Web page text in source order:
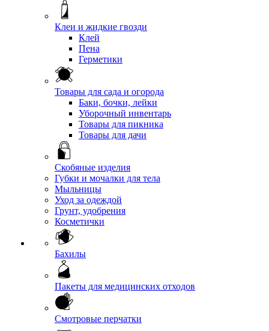
Клеи и жидкие гвозди
Клей
Пена
Герметики
Товары для сада и огорода
Баки, бочки, лейки
Уборочный инвентарь
Товары для пикника
Товары для дачи
Скобяные изделия
Губки и мочалки для тела
Мыльницы
Уход за одеждой
Грунт, удобрения
Косметички
Бахилы
Пакеты для медицинских отходов
Смотровые перчатки